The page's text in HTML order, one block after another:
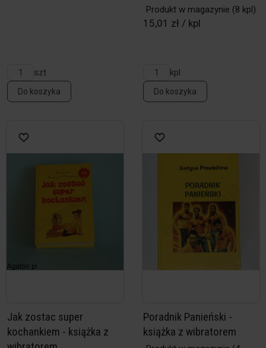
szt
Do koszyka
Produkt w magazynie (8 kpl)
15,01 zł / kpl
kpl
Do koszyka
Jak zostac super
kochankiem - książka z
Poradnik Panieński -
książka z wibratorem